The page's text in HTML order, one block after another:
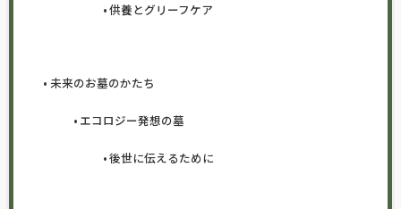
供養とグリーフケア
未来のお墓のかたち
エコロジー発想の墓
後世に伝えるために